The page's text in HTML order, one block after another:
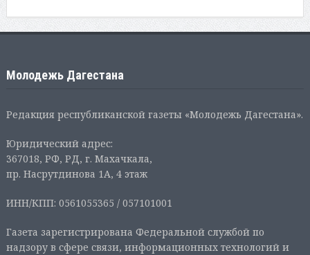
Молодежь Дагестана
Редакция республиканской газеты «Молодежь Дагестана».
Юридический адрес:
367018, РФ, РД, г. Махачкала,
пр. Насрутдинова 1А, 4 этаж
ИНН/КПП: 0561055365 / 057101001
Газета зарегистрирована Федеральной службой по
надзору в сфере связи, информационных технологий и